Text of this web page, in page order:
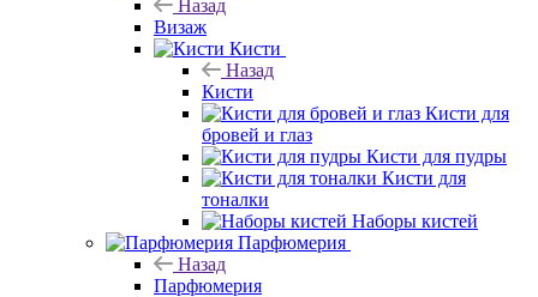
Назад
Визаж
Кисти
Назад
Кисти
Кисти для
бровей и глаз
Кисти для пудры
Кисти для
тоналки
Наборы кистей
Парфюмерия
Назад
Парфюмерия